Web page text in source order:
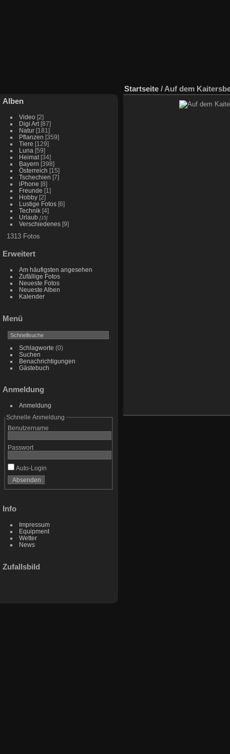
Alben
Video[2]
Digi Art[87]
Natur[181]
Pflanzen [359]
Tiere [129]
Luna [59]
Heimat[34]
Bayern [398]
Österreich [15]
Tschechien [7]
iPhone [8]
Freunde [1]
Hobby[2]
Lustige Fotos[6]
Technik[4]
Urlaub[15]
Verschiedenes[9]
1313 Fotos
Erweitert
Am häufigsten angesehen
Zufällige Fotos
Neueste Fotos
Neueste Alben
Kalender
Menü
Schlagworte (0)
Suchen
Benachrichtigungen
Gästebuch
Anmeldung
Anmeldung
Schnelle Anmeldung
Benutzername
Passwort
Auto-Login
Info
Impressum
Equipment
Wetter
News
Zufallsbild
Startseite / Auf dem